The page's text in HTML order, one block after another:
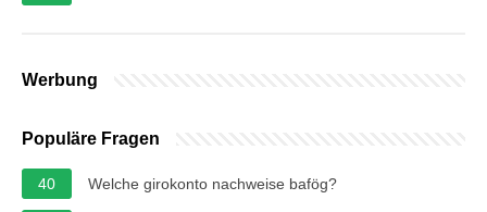
Werbung
Populäre Fragen
40 Welche girokonto nachweise bafög?